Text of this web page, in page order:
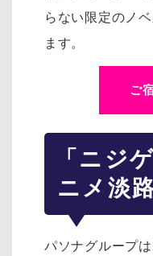
らない限定のノ
ます。
ご
「ニジ
ニメ淡
パソナグループ